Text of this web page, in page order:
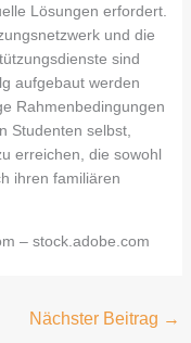
Lösungen erfordert.
und die
sind
aufgebaut werden
Rahmenbedingungen
Studenten selbst,
erreichen, die sowohl
ihren familiären
– stock.adobe.com
Nächster Beitrag →